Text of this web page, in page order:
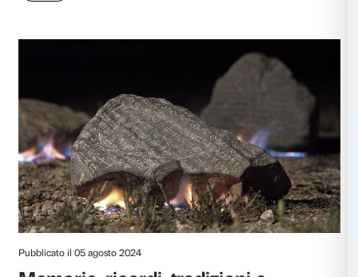
Una lampadina da 40 watt
di Chiara Tagliaferri
Leggi